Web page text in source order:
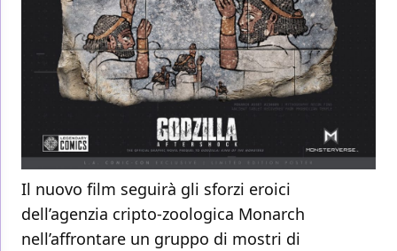
Il nuovo film seguirà gli sforzi eroici
dell’agenzia cripto-zoologica Monarch
nell’affrontare un gruppo di mostri di